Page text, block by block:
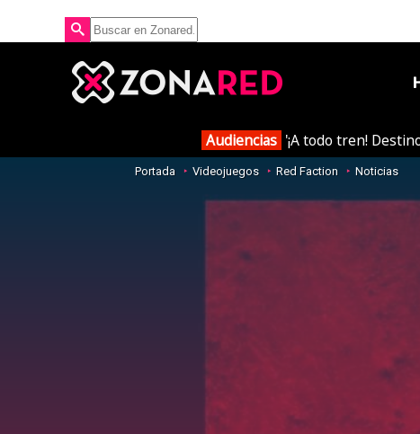
Audiencias '¡A todo tren!
Portada Videojuegos Red Faction Noticias